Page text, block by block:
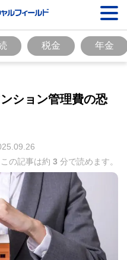
税金 年金
ション管理費の恐
この記事は約 3 分で読めます。